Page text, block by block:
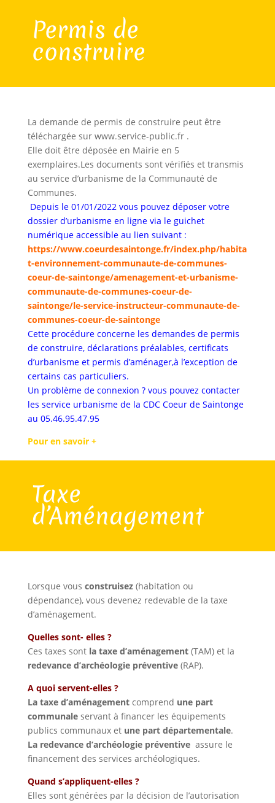
Permis de
construire
La demande de permis de construire peut être
téléchargée sur www.service-public.fr .
Elle doit être déposée en Mairie en 5
exemplaires.Les documents sont vérifiés et transmis
au service d’urbanisme de la Communauté de
Communes.
Depuis le 01/01/2022 vous pouvez déposer votre
dossier d’urbanisme en ligne via le guichet
numérique accessible au lien suivant :
https://www.coeurdesaintonge.fr/index.php/habita
t-environnement-communaute-de-communes-
coeur-de-saintonge/amenagement-et-urbanisme-
communaute-de-communes-coeur-de-
saintonge/le-service-instructeur-communaute-de-
communes-coeur-de-saintonge
Cette procédure concerne les demandes de permis
de construire, déclarations préalables, certificats
d’urbanisme et permis d’aménager,à l’exception de
certains cas particuliers.
Un problème de connexion ? vous pouvez contacter
les service urbanisme de la CDC Coeur de Saintonge
au 05.46.95.47.95
Pour en savoir +
Taxe
d’Aménagement
Lorsque vous construisez(habitation ou
dépendance), vous devenez redevable de la taxe
d’aménagement.
Quelles sont- elles ?
Ces taxes sont la taxe d’aménagement(TAM) et la
redevance d’archéologie préventive (RAP).
A quoi servent-elles ?
La taxe d’aménagementcomprend une part
communaleservant à financer les équipements
publics communaux et une part départementale.
La redevance d’archéologie préventiveassure le
financement des services archéologiques.
Quand s’appliquent-elles ?
Elles sont générées par la décision de l’autorisation